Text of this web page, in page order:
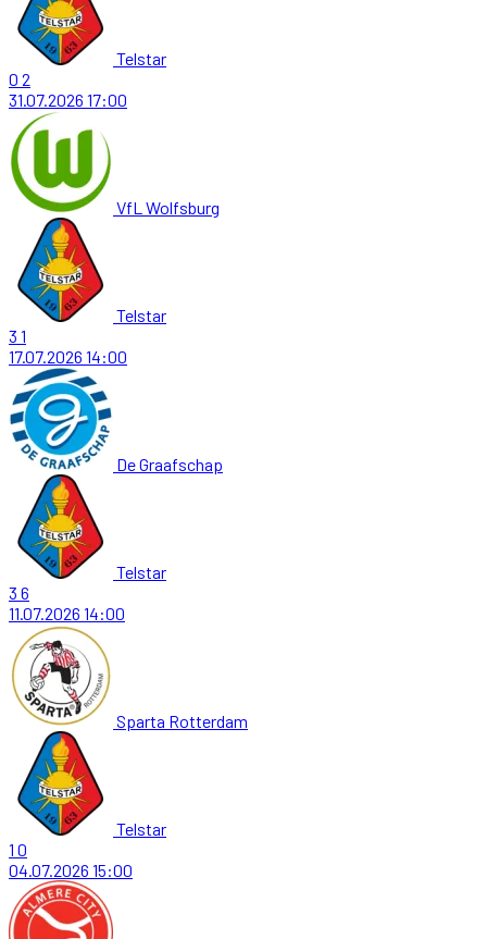
Telstar
0 2
31.07.2026 17:00
VfL Wolfsburg
Telstar
3 1
17.07.2026 14:00
De Graafschap
Telstar
3 6
11.07.2026 14:00
Sparta Rotterdam
Telstar
1 0
04.07.2026 15:00